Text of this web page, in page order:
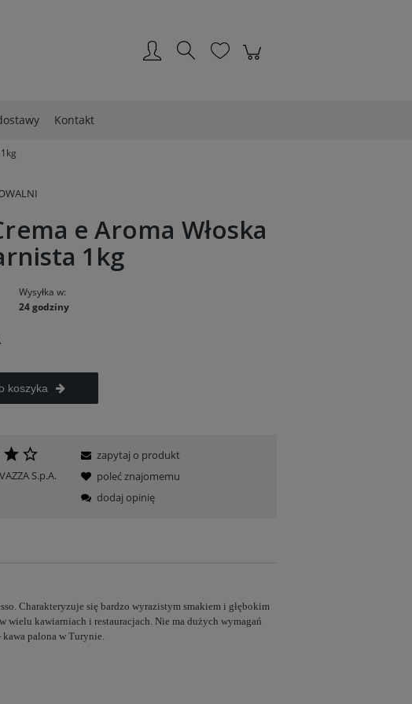
Kontakt
e Aroma Włoska
1kg
Wysyłka w:
24 godziny
koszyka
S.p.A.
zapytaj o produkt
poleć znajomemu
dodaj opinię
Charakteryzuje się bardzo wyrazistym smakiem i głębokim
wielu kawiarniach i restauracjach. Nie ma dużych wymagań
palona w Turynie.